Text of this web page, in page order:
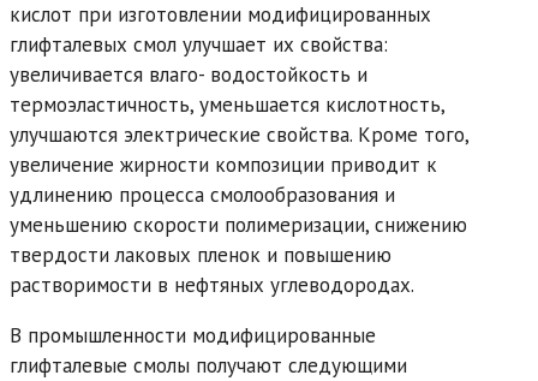
кислот при изготовлении модифицированных
глифталевых смол улучшает их свойства:
увеличивается влаго- водостойкость и
термоэластичность, уменьшается кислотность,
улучшаются электрические свойства. Кроме того,
увеличение жирности композиции приводит к
удлинению процесса смолообразования и
уменьшению скорости полимеризации, снижению
твердости лаковых пленок и повышению
растворимости в нефтяных углеводородах.
В промышленности модифицированные
глифталевые смолы получают следующими